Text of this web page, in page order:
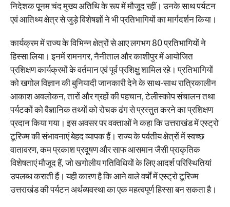
निदेशक पूनम चंद मुख्य अतिथि के रूप में मौजूद रहीं। उनके साथ पर्यटन
एवं आतिथ्य क्षेत्र से जुड़े विशेषज्ञों ने भी प्रतिभागियों का मार्गदर्शन किया।
कार्यक्रम में राज्य के विभिन्न क्षेत्रों से आए लगभग 80 प्रतिभागियों ने
हिस्सा लिया। इनमें रामनगर, नैनीताल और काशीपुर में आयोजित
प्रशिक्षण कार्यक्रमों के वर्तमान एवं पूर्व प्रशिक्षु शामिल रहे। प्रतिभागियों
को खगोल विज्ञान की बुनियादी जानकारी देने के साथ-साथ रात्रिकालीन
आकाश अवलोकन, तारों और ग्रहों की पहचान, टेलीस्कोप संचालन तथा
पर्यटकों को वैज्ञानिक तथ्यों को रोचक ढंग से प्रस्तुत करने का प्रशिक्षण
प्रदान किया गया। इस अवसर पर वक्ताओं ने कहा कि उत्तराखंड में एस्ट्रो
टूरिज्म की संभावनाएं बेहद व्यापक हैं। राज्य के पर्वतीय क्षेत्रों में स्वच्छ
वातावरण, कम प्रकाश प्रदूषण और साफ आसमान जैसी प्राकृतिक
विशेषताएं मौजूद हैं, जो खगोलीय गतिविधियों के लिए आदर्श परिस्थितियां
उपलब्ध कराती हैं। यही कारण है कि आने वाले वर्षों में एस्ट्रो टूरिज्म
उत्तराखंड की पर्यटन अर्थव्यवस्था का एक महत्वपूर्ण हिस्सा बन सकता है।